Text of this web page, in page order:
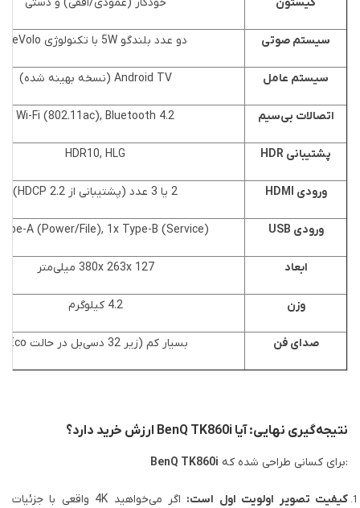
سیستم صوتی دو عدد بلندگو 5W با تکنولوژی treVolo
سیستم عامل Android TV (نسخه بهینه شده)
اتصالات بی‌سیم Wi-Fi (802.11ac), Bluetooth 4.2
پشتیبانی HDR HDR10, HLG
ورودی HDMI 2 یا 3 عدد (پشتیبانی از HDCP 2.2)
ورودی USB A (Power/File), 1x Type-B (Service)
ابعاد 380x 263x 127 میلی‌متر
وزن 4.2 کیلوگرم
صدای فن بسیار کم (زیر 32 دسی‌بل در حالت Eco)
نتیجه‌گیری نهایی: آیا BenQ TK860i ارزش خرید دارد؟
BenQ TK860i برای کسانی طراحی شده که:
کیفیت تصویر اولویت اول است: اگر می‌خواهید 4K واقعی با جزئیات